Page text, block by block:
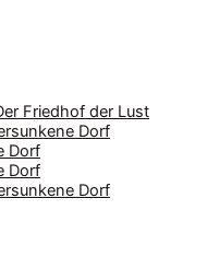
Friedhof der Lust
Dorf
Dorf
Dorf
Dorf